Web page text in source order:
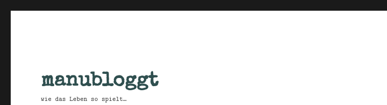
manubloggt
wie das Leben so spielt…